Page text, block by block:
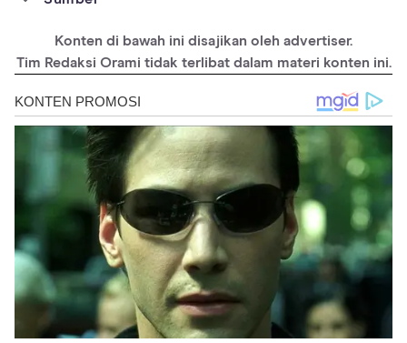
https://www.ncbi.nlm.nih.gov/books/NBK555966/
Konten di bawah ini disajikan oleh advertiser.
Tim Redaksi Orami tidak terlibat dalam materi konten ini.